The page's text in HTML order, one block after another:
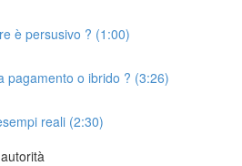
è persusivo ? (1:00)
pagamento o ibrido ? (3:26)
reali (2:30)